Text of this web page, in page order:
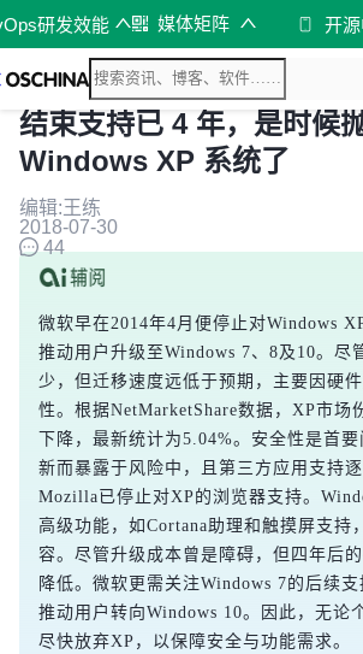
研发效能 媒体矩阵 开
结束支持已 4 年，是时候
Windows XP 系统了
编辑:王练
2018-07-30
44
微软早在2014年4月便停止对Windows
推动用户升级至Windows 7、8及10。尽
少，但迁移速度远低于预期，主要因硬
性。根据NetMarketShare数据，XP市场
下降，最新统计为5.04%。安全性是首
新而暴露于风险中，且第三方应用支持
Mozilla已停止对XP的浏览器支持。
高级功能，如Cortana助理和触摸屏支持
容。尽管升级成本曾是障碍，但四年后
降低。微软更需关注Windows 7的后续
推动用户转向Windows 10。因此，无论
尽快放弃XP，以保障安全与功能需求。